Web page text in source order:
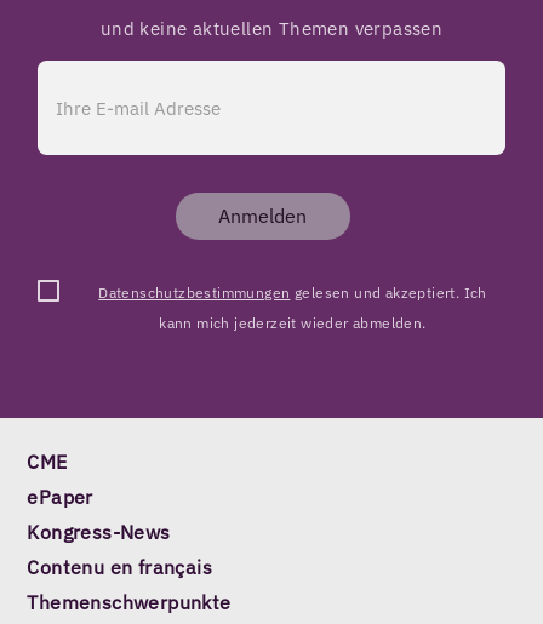
und keine aktuellen Themen verpassen
Anmelden
Datenschutzbestimmungen gelesen und akzeptiert. Ich
kann mich jederzeit wieder abmelden.
CME
ePaper
Kongress-News
Contenu en français
Themenschwerpunkte